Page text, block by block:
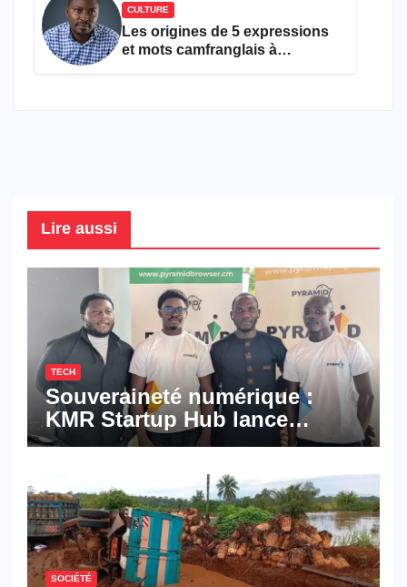
CULTURE
Les origines de 5 expressions
et mots camfranglais à
Lire aussi
TECH
Souveraineté numérique :
KMR Startup Hub lance
Pyramid Browser et Pyramid
numériques made in
Cameroon
SOCIÉTÉ